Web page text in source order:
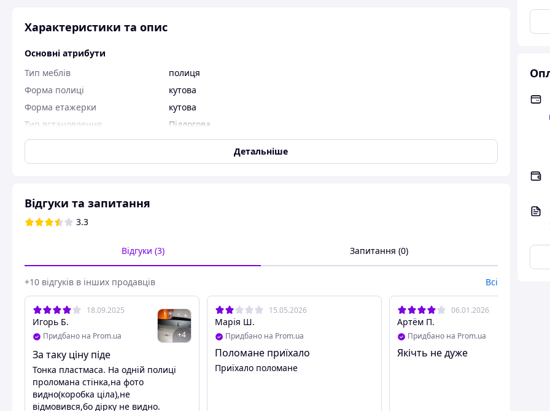
Характеристики та опис
Основні атрибути
Тип меблів
полиця
Форма полиці
кутова
Форма етажерки
кутова
Тип встановлення
Підлогова
Кількість ярусів (полиць)
4
Настінне кріплення
Країна виробник
Стан
Матеріал виготовлення
Полиці
пластик
Користувальницькі характеристики
Колір
Різні кольори
Призначення
Універсальний
Коліщатка
Розбірна конструкція
Настінний кріплення
Декоративна кутова полиця на чотири яруси для ванної Corner storage rack.
Детальніше
Відгуки та запитання
3.3
Відгуки (3) Запитання (0)
+10 відгуків в інших продавців Всі
18.09.2025
Игорь Б.
Придбано на Prom.ua +4
За таку ціну піде
Тонка пластмаса. На одній полиці
проломана стінка,на фото
видно(коробка ціла),не
відмовився,бо дірку не видно.
15.05.2026
Марія Ш.
Придбано на Prom.ua
Поломане приїхало
Приїхало поломане
06.01.2026
Артём П.
Придбано на Prom.ua
Якічть не дуже